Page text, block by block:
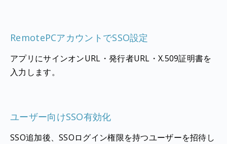
RemotePCアカウントでSSO設定
アプリにサインオンURL・発行者URL・X.509証明書を
入力します。
ユーザー向けSSO有効化
SSO追加後、SSOログイン権限を持つユーザーを招待し